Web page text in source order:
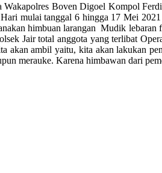
Wakapolres Boven Digoel Kompol
Hari mulai tanggal 6 hingga 17 Mei
himbuan larangan Mudik
Jair total anggota yang terlibat
akan ambil yaitu, kita akan lakukan
merauke. Karena himbawan dari